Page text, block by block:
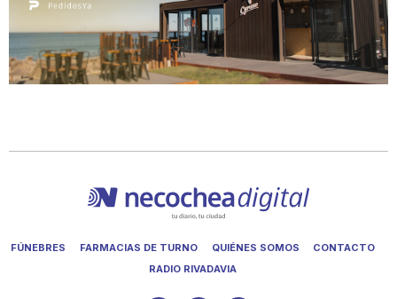
FÚNEBRES FARMACIAS DE TURNO QUIÉNES SOMOS
CONTACTO
RADIO RIVADAVIA